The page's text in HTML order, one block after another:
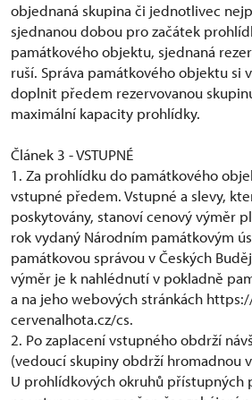
objednaná skupina či jednotlivec
sjednanou dobou pro začátek
památkového objektu, sjednaná
ruší. Správa památkového objektu si
doplnit předem rezervovanou
maximální kapacity prohlídky.
Článek 3 - VSTUPNÉ
1. Za prohlídku do památkového
vstupné předem. Vstupné a slevy,
poskytovány, stanoví cenový výměr
rok vydaný Národním památkovým
památkovou správou v Českých
výměr je k nahlédnutí v pokladně
a na jeho webových stránkách
cervenalhota.cz/cs.
2. Po zaplacení vstupného obdrží
(vedoucí skupiny obdrží hromadnou
U prohlídkových okruhů přístupných